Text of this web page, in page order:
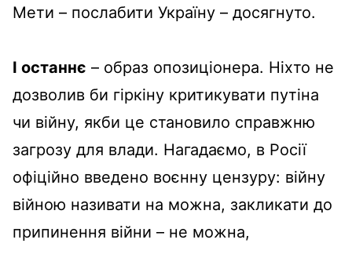
Мети – послабити Україну – досягнуто.
І останнє – образ опозиціонера. Ніхто не
дозволив би гіркіну критикувати путіна
чи війну, якби це становило справжню
загрозу для влади. Нагадаємо, в Росії
офіційно введено воєнну цензуру: війну
війною називати на можна, закликати до
припинення війни – не можна,